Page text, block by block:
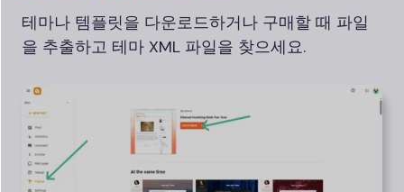
테마나 템플릿을 다운로드하거나 구매할 때 파일
을 추출하고 테마 XML 파일을 찾으세요.